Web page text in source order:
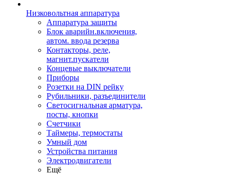
Низковольтная аппаратура
Аппаратура защиты
Блок аварийн.включения,
автом. ввода резерва
Контакторы, реле,
магнит.пускатели
Концевые выключатели
Приборы
Розетки на DIN рейку
Рубильники, разъединители
Светосигнальная арматура,
посты, кнопки
Счетчики
Таймеры, термостаты
Умный дом
Устройства питания
Электродвигатели
Ещё